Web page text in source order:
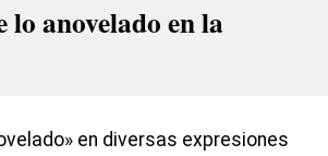
lo anovelado en la
en diversas expresiones